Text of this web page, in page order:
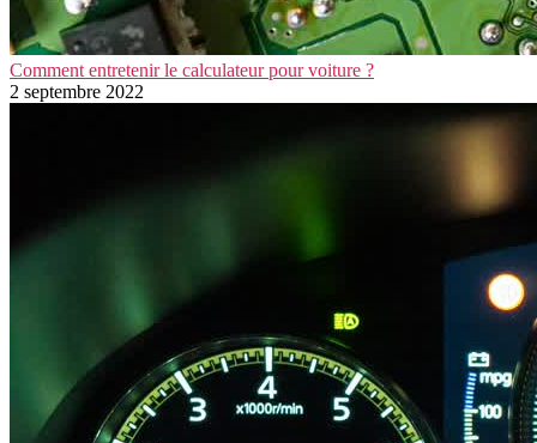
Comment entretenir le calculateur pour voiture ?
2 septembre 2022